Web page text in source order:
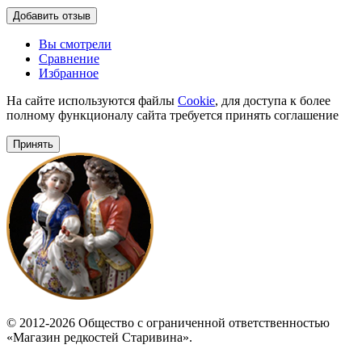
Добавить отзыв
Вы смотрели
Сравнение
Избранное
На сайте используются файлы Cookie, для доступа к более
полному функционалу сайта требуется принять соглашение
Принять
© 2012-2026 Общество с ограниченной ответственностью
«Магазин редкостей Старивина».